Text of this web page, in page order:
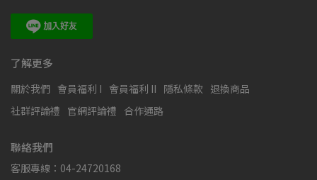
了解更多
關於我們 會員福利 I 會員福利 II 隱私條款 退換商品
社群評論禮 官網評論禮 合作通路
聯絡我們
客服專線：04-24720168